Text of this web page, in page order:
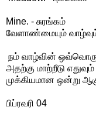
Mine. - சுரங்கம்
வேளாண்மையும்
நம் வாழ்வின்
அதற்கு மாற்றீடு
முக்கியமான ஒன்று
பிப்ரவரி 04